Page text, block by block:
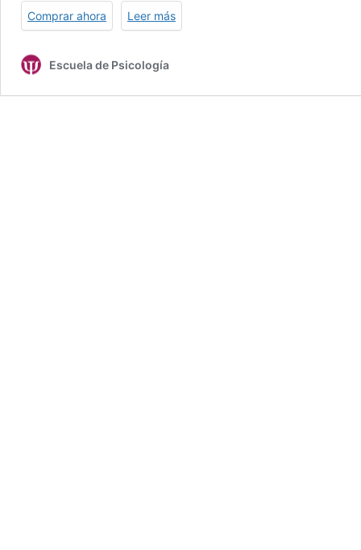
Psicología
en
Comprar ahora Leer más
Escuela de Psicología